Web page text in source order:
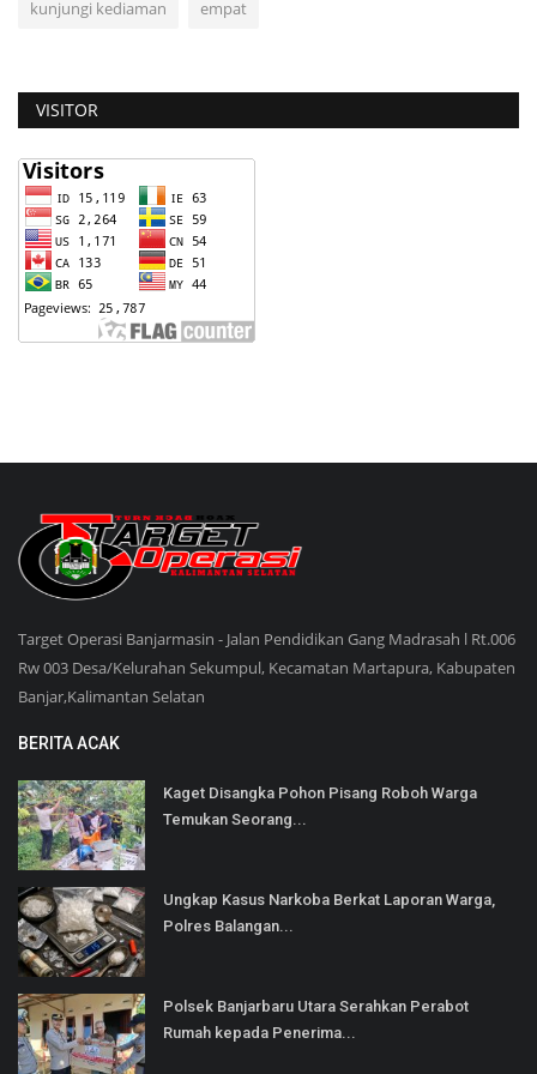
kunjungi kediaman empat
VISITOR
Target Operasi Banjarmasin - Jalan Pendidikan Gang Madrasah l Rt.006
Rw 003 Desa/Kelurahan Sekumpul, Kecamatan Martapura, Kabupaten
Banjar,Kalimantan Selatan
BERITA ACAK
Kaget Disangka Pohon Pisang Roboh Warga
Temukan Seorang...
Ungkap Kasus Narkoba Berkat Laporan Warga,
Polres Balangan...
Polsek Banjarbaru Utara Serahkan Perabot
Rumah kepada Penerima...